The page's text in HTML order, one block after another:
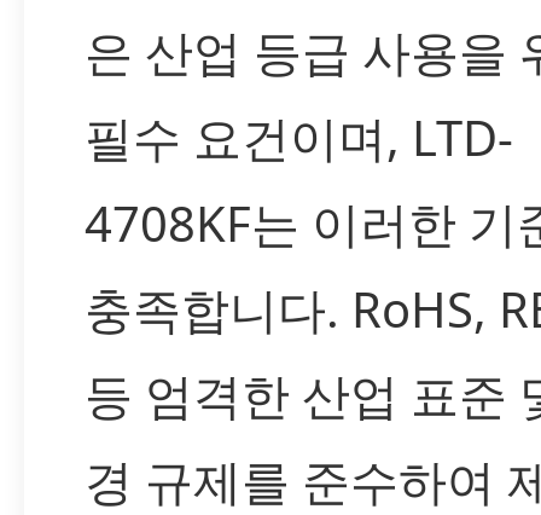
은 산업 등급 사용을
필수 요건이며, LTD-
4708KF는 이러한 기
충족합니다. RoHS,
등 엄격한 산업 표준
경 규제를 준수하여